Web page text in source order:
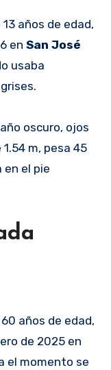
13 años de edad,
en San José
usaba
oscuro, ojos
m, pesa 45
en el pie
60 años de edad,
de 2025 en
el momento se